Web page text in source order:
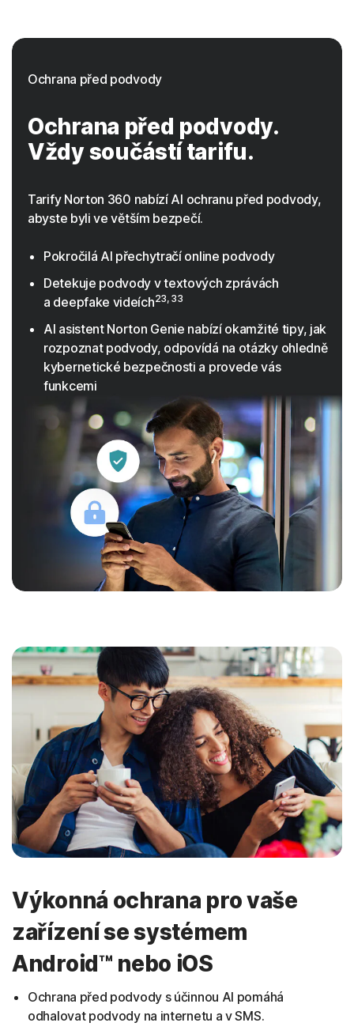
Ochrana před podvody
Ochrana před podvody.
Vždy součástí tarifu.
Tarify Norton 360 nabízí AI ochranu před podvody,
abyste byli ve větším bezpečí.
Pokročilá AI přechytračí online podvody
Detekuje podvody v textových zprávách
a deepfake videích23, 33
AI asistent Norton Genie nabízí okamžité tipy, jak
rozpoznat podvody, odpovídá na otázky ohledně
kybernetické bezpečnosti a provede vás
funkcemi
Výkonná ochrana pro vaše
zařízení se systémem
Android™ nebo iOS
Ochrana před podvody s účinnou AI pomáhá
odhalovat podvody na internetu a v SMS.